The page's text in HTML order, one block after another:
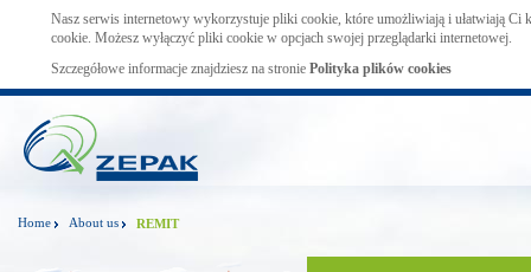
Nasz serwis internetowy wykorzystuje pliki cookie, które umożliwiają i ułatwiają Ci
cookie. Możesz wyłączyć pliki cookie w opcjach swojej przeglądarki internetowej.
Szczegółowe informacje znajdziesz na stronie Polityka plików cookies
Home About us REMIT